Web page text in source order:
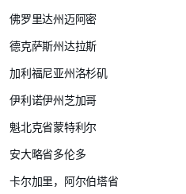
佛罗里达州迈阿密
德克萨斯州达拉斯
加利福尼亚州洛杉矶
伊利诺伊州芝加哥
魁北克省蒙特利尔
安大略省多伦多
卡尔加里，阿尔伯塔省